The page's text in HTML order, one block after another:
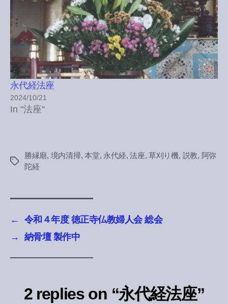
永代経法座
2024/10/21
In "法座"
Tags
勝縁廟, 境内清掃,本堂, 永代経, 法座, 草刈り機, 説教, 阿弥
陀経
←
令和４年度 徳正寺仏教婦人会 総会
→
納骨壇 製作中
2 replies on “永代経法座”